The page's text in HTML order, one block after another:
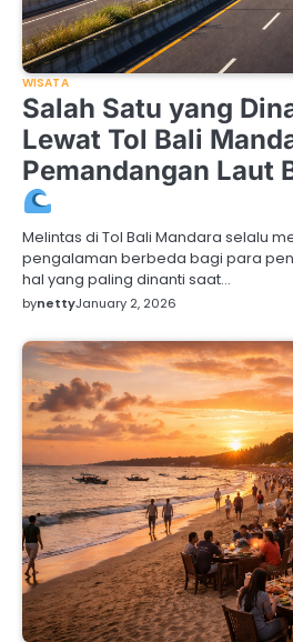
WISATA
Salah Satu yang
Lewat Tol Bali
Pemandangan Laut
Melintas di Tol Bali Mandara selalu
pengalaman berbeda bagi para
hal yang paling dinanti saat…
bynettyJanuary 2, 2026